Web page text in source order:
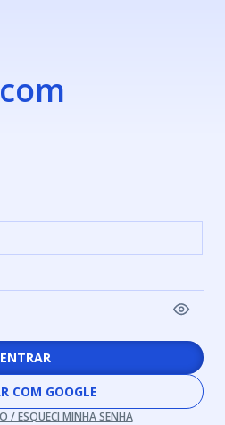
ENTRAR
COM GOOGLE
/ ESQUECI MINHA SENHA